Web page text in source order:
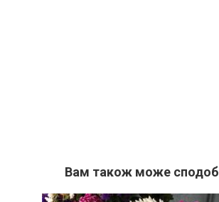
Вам також може